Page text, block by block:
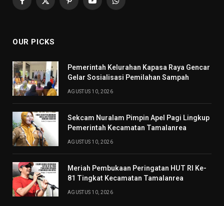
Facebook
X
PinterestYouTubeWhatsApp
OUR PICKS
Pemerintah Kelurahan Kapasa Raya Gencar
Gelar Sosialisasi Pemilahan Sampah
AGUSTUS 10, 2026
Sekcam Nuralam Pimpin Apel Pagi Lingkup
Pemerintah Kecamatan Tamalanrea
AGUSTUS 10, 2026
Meriah Pembukaan Peringatan HUT RI Ke-
81 Tingkat Kecamatan Tamalanrea
AGUSTUS 10, 2026